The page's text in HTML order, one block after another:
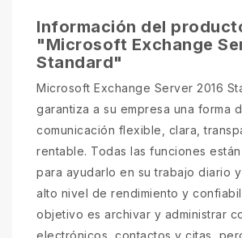
Información del
"Microsoft Exchange
Standard"
Microsoft Exchange Server 2016
garantiza a su empresa una forma
comunicación flexible, clara,
rentable. Todas las funciones
para ayudarlo en su trabajo diario
alto nivel de rendimiento y
objetivo es archivar y administrar
electrónicos, contactos y citas,